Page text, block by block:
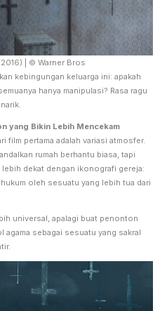
| © Warner Bros
kebingungan keluarga ini: apakah
hanya manipulasi? Rasa ragu
yang Bikin Lebih Mencekam
film pertama adalah variasi atmosfer.
rumah berhantu biasa, tapi
dekat dengan ikonografi gereja:
oleh sesuatu yang lebih tua dari
universal, apalagi buat penonton
sebagai sesuatu yang sakral